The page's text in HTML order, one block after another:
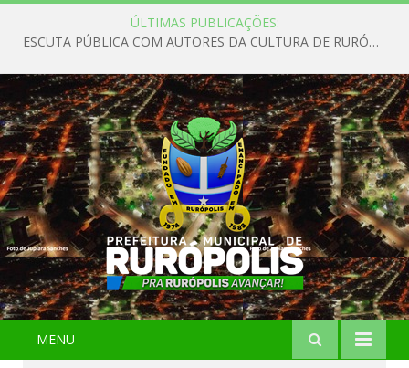
ÚLTIMAS PUBLICAÇÕES:
ESCUTA PÚBLICA COM AUTORES DA CULTURA DE RURÓPOLIS
MENU